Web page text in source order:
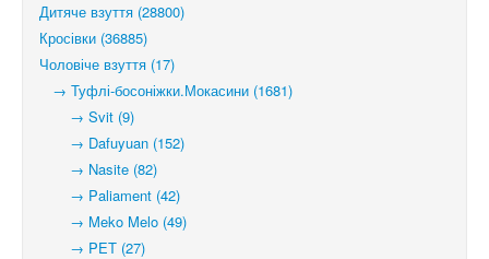
Дитяче взуття (28800)
Кросівки (36885)
Чоловіче взуття (17)
→ Туфлі-босоніжки.Мокасини (1681)
→ Svit (9)
→ Dafuyuan (152)
→ Nasite (82)
→ Paliament (42)
→ Meko Melo (49)
→ PET (27)